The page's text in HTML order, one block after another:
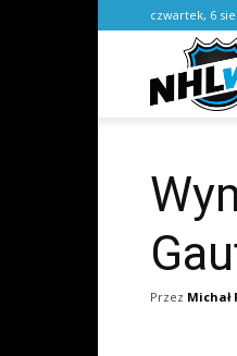
czwartek, 6
Przez Michał